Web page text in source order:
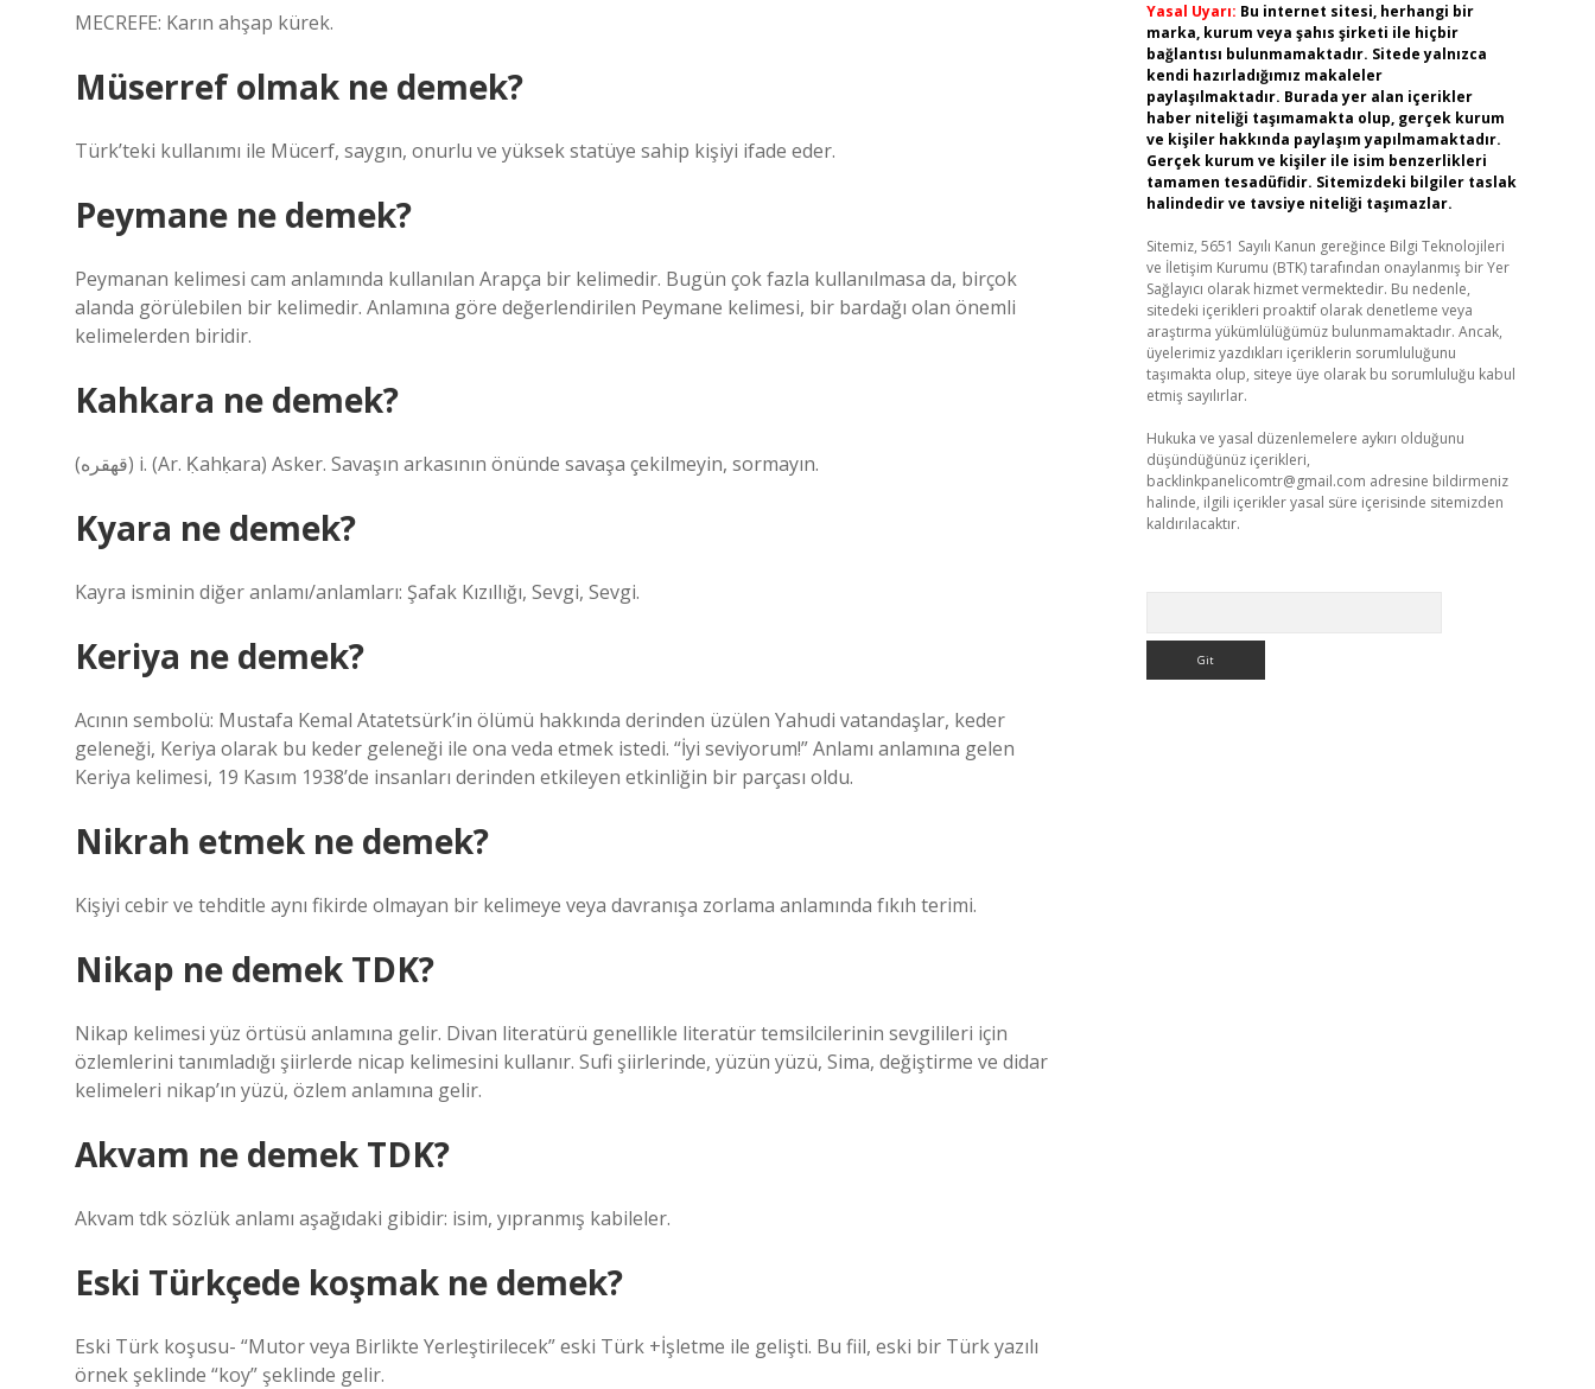
MECREFE: Karın ahşap kürek.
Müserref olmak ne demek?
Türk’teki kullanımı ile Mücerf, saygın, onurlu ve yüksek statüye sahip kişiyi ifade eder.
Peymane ne demek?
Peymanan kelimesi cam anlamında kullanılan Arapça bir kelimedir. Bugün çok fazla kullanılmasa da, birçok
alanda görülebilen bir kelimedir. Anlamına göre değerlendirilen Peymane kelimesi, bir bardağı olan önemli
kelimelerden biridir.
Kahkara ne demek?
(ﻗﻬﻘﺮﻩ) i. (Ar. Ḳahḳara) Asker. Savaşın arkasının önünde savaşa çekilmeyin, sormayın.
Kyara ne demek?
Kayra isminin diğer anlamı/anlamları: Şafak Kızıllığı, Sevgi, Sevgi.
Keriya ne demek?
Acının sembolü: Mustafa Kemal Atatetsürk’in ölümü hakkında derinden üzülen Yahudi vatandaşlar, keder
geleneği, Keriya olarak bu keder geleneği ile ona veda etmek istedi. “İyi seviyorum!” Anlamı anlamına gelen
Keriya kelimesi, 19 Kasım 1938’de insanları derinden etkileyen etkinliğin bir parçası oldu.
Nikrah etmek ne demek?
Kişiyi cebir ve tehditle aynı fikirde olmayan bir kelimeye veya davranışa zorlama anlamında fıkıh terimi.
Nikap ne demek TDK?
Nikap kelimesi yüz örtüsü anlamına gelir. Divan literatürü genellikle literatür temsilcilerinin sevgilileri için
özlemlerini tanımladığı şiirlerde nicap kelimesini kullanır. Sufi şiirlerinde, yüzün yüzü, Sima, değiştirme ve didar
kelimeleri nikap’ın yüzü, özlem anlamına gelir.
Akvam ne demek TDK?
Akvam tdk sözlük anlamı aşağıdaki gibidir: isim, yıpranmış kabileler.
Eski Türkçede koşmak ne demek?
Eski Türk koşusu- “Mutor veya Birlikte Yerleştirilecek” eski Türk +İşletme ile gelişti. Bu fiil, eski bir Türk yazılı
örnek şeklinde “koy” şeklinde gelir.
Yasal Uyarı: Bu internet sitesi, herhangi bir
marka, kurum veya şahıs şirketi ile hiçbir
bağlantısı bulunmamaktadır. Sitede yalnızca
kendi hazırladığımız makaleler
paylaşılmaktadır. Burada yer alan içerikler
haber niteliği taşımamakta olup, gerçek kurum
ve kişiler hakkında paylaşım yapılmamaktadır.
Gerçek kurum ve kişiler ile isim benzerlikleri
tamamen tesadüfidir. Sitemizdeki bilgiler taslak
halindedir ve tavsiye niteliği taşımazlar.
Sitemiz, 5651 Sayılı Kanun gereğince Bilgi Teknolojileri
ve İletişim Kurumu (BTK) tarafından onaylanmış bir Yer
Sağlayıcı olarak hizmet vermektedir. Bu nedenle,
sitedeki içerikleri proaktif olarak denetleme veya
araştırma yükümlülüğümüz bulunmamaktadır. Ancak,
üyelerimiz yazdıkları içeriklerin sorumluluğunu
taşımakta olup, siteye üye olarak bu sorumluluğu kabul
etmiş sayılırlar.
Hukuka ve yasal düzenlemelere aykırı olduğunu
düşündüğünüz içerikleri,
backlinkpanelicomtr@gmail.com adresine bildirmeniz
halinde, ilgili içerikler yasal süre içerisinde sitemizden
kaldırılacaktır.